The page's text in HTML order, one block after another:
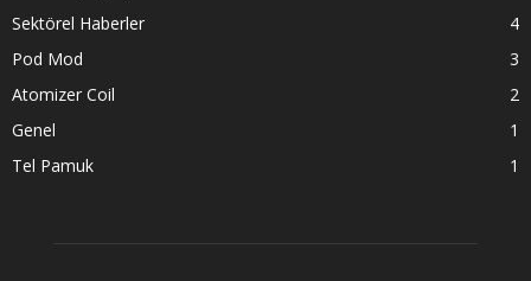
Sektörel Haberler
4
Pod Mod
3
Atomizer Coil
2
Genel
1
Tel Pamuk
1